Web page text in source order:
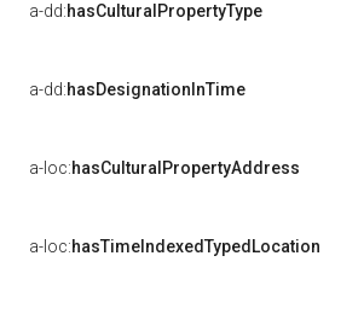
a-dd:hasCulturalPropertyType
a-dd:hasDesignationInTime
a-loc:hasCulturalPropertyAddress
a-loc:hasTimeIndexedTypedLocation